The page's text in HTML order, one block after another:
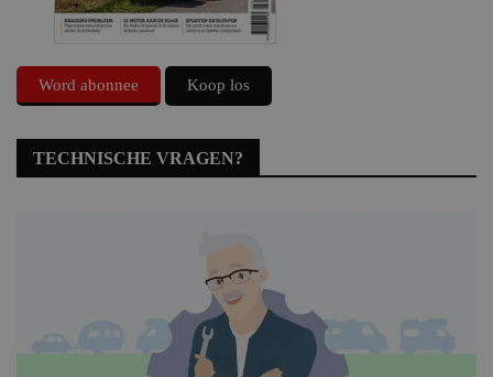
Word abonnee Koop los
TECHNISCHE VRAGEN?